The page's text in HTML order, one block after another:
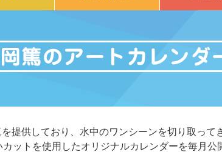
提供しており、水中のワンシーンを切り取って
ットを使用したオリジナルカレンダーを毎月公